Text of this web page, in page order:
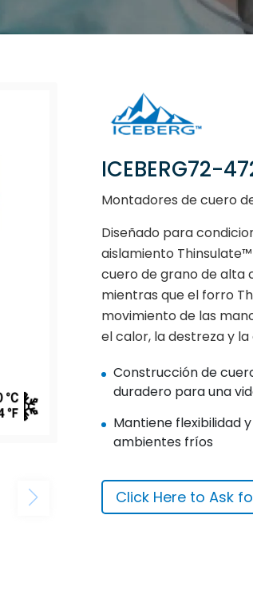
ICEBERG72-
Montadores de cuero
Diseñado para
aislamiento
cuero de grano de alta
mientras que el forro
movimiento de las
el calor, la destreza y
Construcción de
duradero para una
Mantiene flexibilidad
ambientes fríos
Click Here to Ask